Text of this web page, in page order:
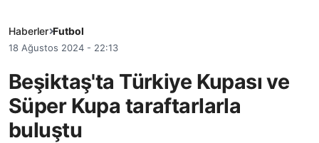
Haberler Futbol
18 Ağustos 2024 - 22:13
Beşiktaş'ta Türkiye Kupası ve
Süper Kupa taraftarlarla
buluştu